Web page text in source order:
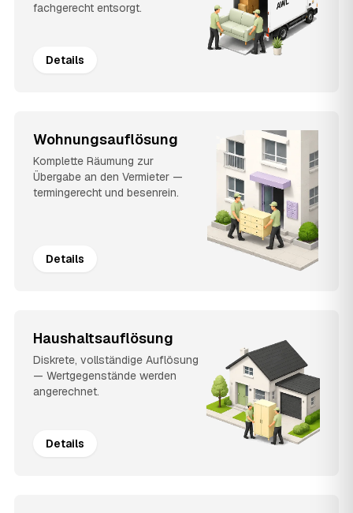
fachgerecht entsorgt.
Details
Wohnungsauflösung
Komplette Räumung zur
Übergabe an den Vermieter —
termingerecht und besenrein.
Details
Haushaltsauflösung
Diskrete, vollständige Auflösung
— Wertgegenstände werden
angerechnet.
Details